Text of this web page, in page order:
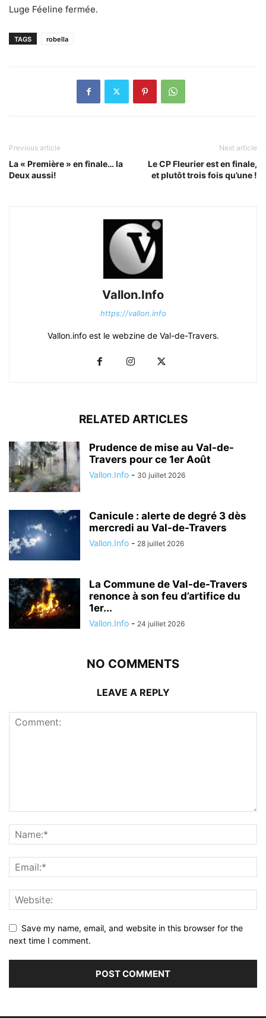
Luge Féeline fermée.
TAGS robella
Previous article
La « Première » en finale… la
Deux aussi!
Next article
Le CP Fleurier est en finale,
et plutôt trois fois qu’une !
Vallon.Info
https://vallon.info
Vallon.info est le webzine de Val-de-Travers.
RELATED ARTICLES
Prudence de mise au Val-de-
Travers pour ce 1er Août
Vallon.Info - 30 juillet 2026
Canicule : alerte de degré 3 dès
mercredi au Val-de-Travers
Vallon.Info - 28 juillet 2026
La Commune de Val-de-Travers
renonce à son feu d’artifice du
1er...
Vallon.Info - 24 juillet 2026
NO COMMENTS
LEAVE A REPLY
Save my name, email, and website in this browser for the
next time I comment.